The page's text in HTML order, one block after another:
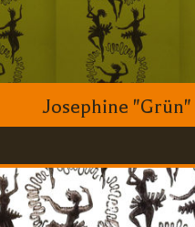
Josephine "Grün"